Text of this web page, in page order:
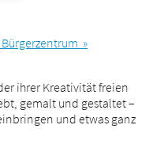
»
ihrer Kreativität freien
gemalt und gestaltet –
und etwas ganz